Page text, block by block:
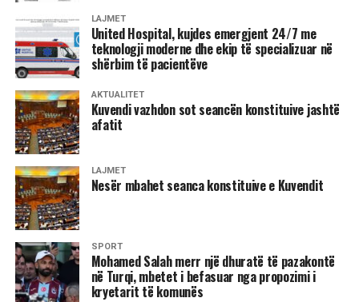
LAJMET
United Hospital, kujdes emergjent 24/7 me
teknologji moderne dhe ekip të specializuar në
shërbim të pacientëve
AKTUALITET
Kuvendi vazhdon sot seancën konstituive jashtë
afatit
LAJMET
Nesër mbahet seanca konstituive e Kuvendit
SPORT
Mohamed Salah merr një dhuratë të pazakontë
në Turqi, mbetet i befasuar nga propozimi i
kryetarit të komunës